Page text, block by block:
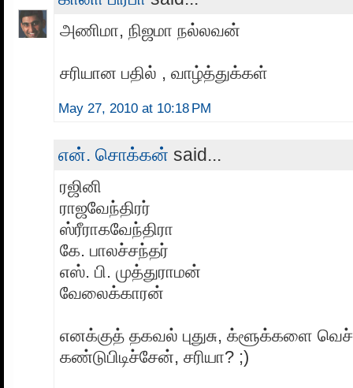
அணிமா, நிஜமா நல்லவன்
சரியான பதில் , வாழ்த்துக்கள்
May 27, 2010 at 10:18 PM
என். சொக்கன் said...
ரஜினி
ராஜவேந்திரர்
ஸ்ரீராகவேந்திரா
கே. பாலச்சந்தர்
எஸ். பி. முத்துராமன்
வேலைக்காரன்
எனக்குத் தகவல் புதுசு, க்ளூக்களை
கண்டுபிடிச்சேன், சரியா? ;)